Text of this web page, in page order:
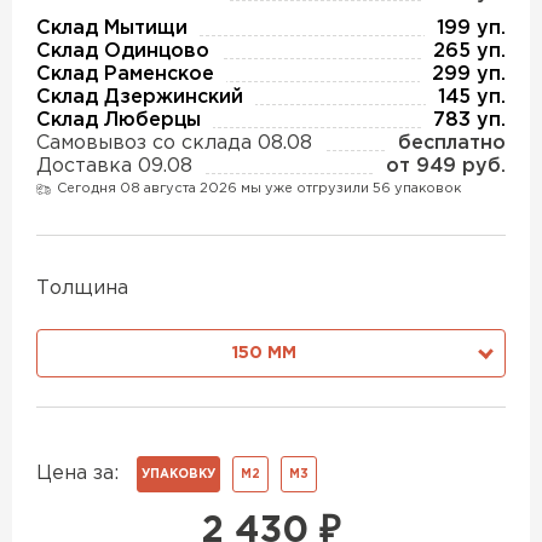
Склад Мытищи
199 уп.
Склад Одинцово
265 уп.
Склад Раменское
299 уп.
Склад Дзержинский
145 уп.
Склад Люберцы
783 уп.
Самовывоз со склада 08.08
бесплатно
Доставка 09.08
от 949 руб.
Сегодня 08 августа 2026 мы уже отгрузили 56 упаковок
Толщина
150 ММ
Цена за: УПАКОВКУ М2 М3
2 430 ₽
Утеплитель Изотек
ПЕРЕЙТИ
Утеплитель Ruspanel
ПЕРЕЙТИ
ПЕРЕЙТИ
ПЕРЕЙТИ
Утеплитель Юматекс
Утеплитель Теплекс
Утеплитель Дирок